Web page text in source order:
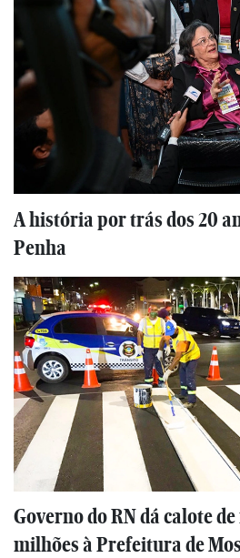
A história por trás dos 20
Penha
Governo do RN dá calote
milhões à Prefeitura de